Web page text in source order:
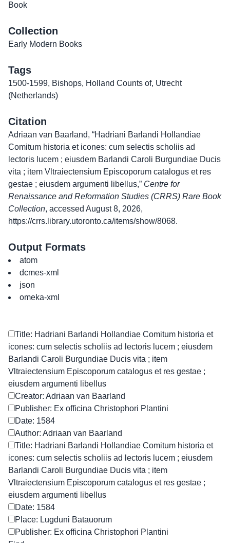
Book
Collection
Early Modern Books
Tags
1500-1599, Bishops, Holland Counts of, Utrecht
(Netherlands)
Citation
Adriaan van Baarland, “Hadriani Barlandi Hollandiae
Comitum historia et icones: cum selectis scholiis ad
lectoris lucem ; eiusdem Barlandi Caroli Burgundiae Ducis
vita ; item Vltraiectensium Episcoporum catalogus et res
gestae ; eiusdem argumenti libellus,” Centre for
Renaissance and Reformation Studies (CRRS) Rare Book
Collection, accessed August 8, 2026,
https://crrs.library.utoronto.ca/items/show/8068.
Output Formats
atom
dcmes-xml
json
omeka-xml
Title: Hadriani Barlandi Hollandiae Comitum historia et
icones: cum selectis scholiis ad lectoris lucem ; eiusdem
Barlandi Caroli Burgundiae Ducis vita ; item
Vltraiectensium Episcoporum catalogus et res gestae ;
eiusdem argumenti libellus
Creator: Adriaan van Baarland
Publisher: Ex officina Christophori Plantini
Date: 1584
Author: Adriaan van Baarland
Title: Hadriani Barlandi Hollandiae Comitum historia et
icones: cum selectis scholiis ad lectoris lucem ; eiusdem
Barlandi Caroli Burgundiae Ducis vita ; item
Vltraiectensium Episcoporum catalogus et res gestae ;
eiusdem argumenti libellus
Date: 1584
Place: Lugduni Batauorum
Publisher: Ex officina Christophori Plantini